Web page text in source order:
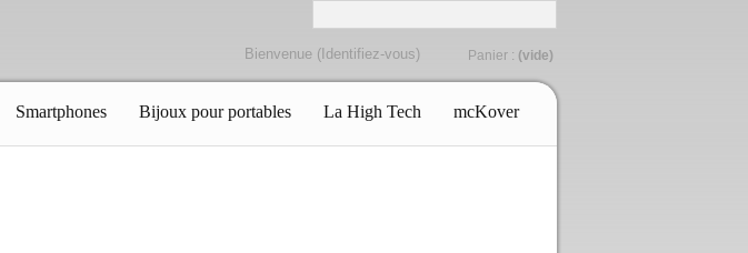
Panier : (vide)
Bienvenue ( Identifiez-vous)
Smartphones Bijoux pour portables La High Tech mcKover